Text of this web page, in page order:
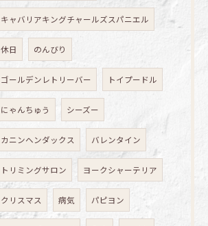
キャバリアキングチャールズスパニエル
休日 のんびり
ゴールデンレトリーバー トイプードル
にゃんちゅう シーズー
カニンヘンダックス バレンタイン
トリミングサロン ヨークシャーテリア
クリスマス 病気 パピヨン